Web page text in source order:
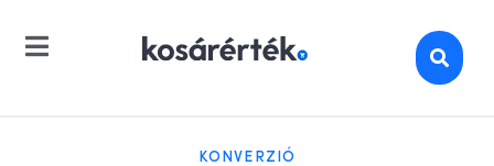
KONVERZIÓ